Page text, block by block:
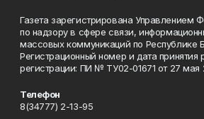
Газета зарегистрирована Управлением
по надзору в сфере связи,
массовых коммуникаций по Республике
Регистрационный номер и дата принятия
регистрации: ПИ № ТУ02-01671 от 27 мая
Телефон
8(34777) 2-13-95